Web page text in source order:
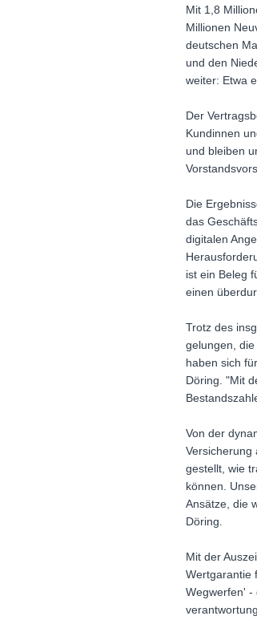
Mit 1,8
Millionen
deutschen
und den
weiter: Etwa
Der
Kundinnen
und bleiben
Die
das
digitalen
ist ein Beleg
einen
Trotz des
gelungen,
haben sich
Döring. "Mit
Von der
Versicherung
gestellt, wie
können.
Ansätze, die
Döring.
Mit der
Wertgarantie
Wegwerfen' -